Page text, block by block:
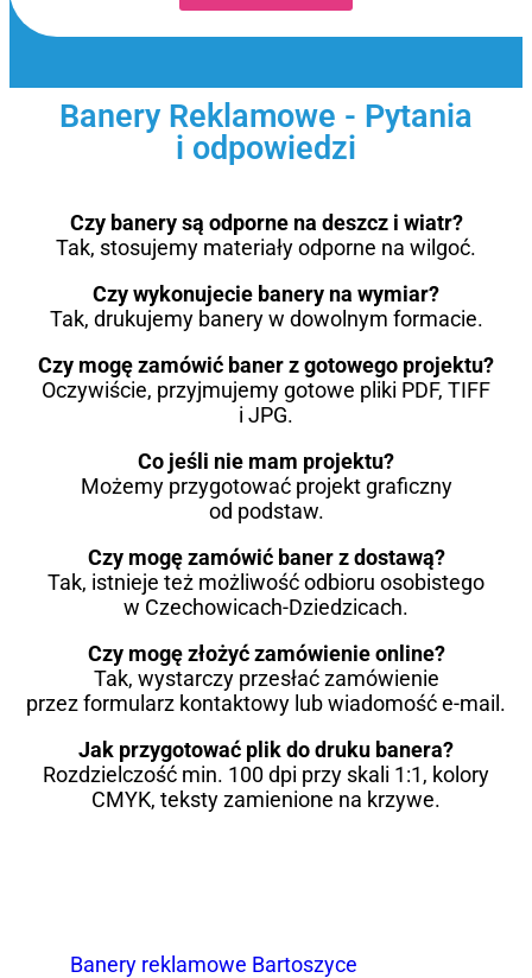
Banery Reklamowe - Pytania
i odpowiedzi
Czy banery są odporne na deszcz i wiatr?
Tak, stosujemy materiały odporne na wilgoć.
Czy wykonujecie banery na wymiar?
Tak, drukujemy banery w dowolnym formacie.
Czy mogę zamówić baner z gotowego projektu?
Oczywiście, przyjmujemy gotowe pliki PDF, TIFF
i JPG.
Co jeśli nie mam projektu?
Możemy przygotować projekt graficzny
od podstaw.
Czy mogę zamówić baner z dostawą?
Tak, istnieje też możliwość odbioru osobistego
w Czechowicach-Dziedzicach.
Czy mogę złożyć zamówienie online?
Tak, wystarczy przesłać zamówienie
przez formularz kontaktowy lub wiadomość e-mail.
Jak przygotować plik do druku banera?
Rozdzielczość min. 100 dpi przy skali 1:1, kolory
CMYK, teksty zamienione na krzywe.
Banery reklamowe Bartoszyce